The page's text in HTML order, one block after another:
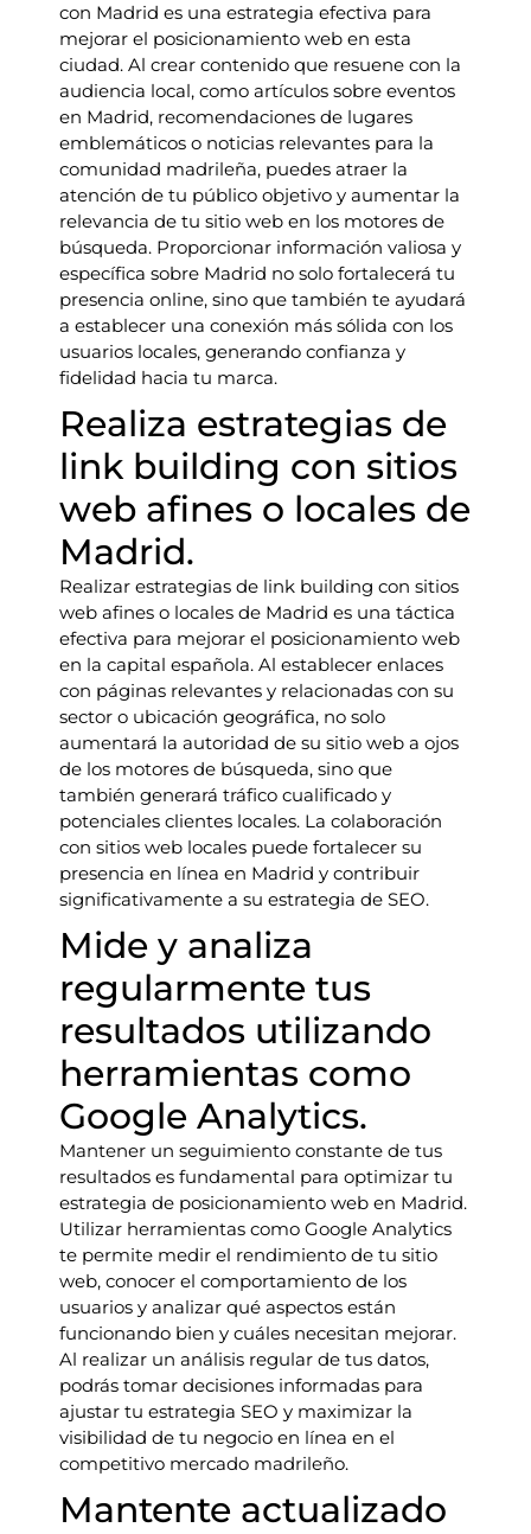
con Madrid es una estrategia efectiva para
mejorar el posicionamiento web en esta
ciudad. Al crear contenido que resuene con la
audiencia local, como artículos sobre eventos
en Madrid, recomendaciones de lugares
emblemáticos o noticias relevantes para la
comunidad madrileña, puedes atraer la
atención de tu público objetivo y aumentar la
relevancia de tu sitio web en los motores de
búsqueda. Proporcionar información valiosa y
específica sobre Madrid no solo fortalecerá tu
presencia online, sino que también te ayudará
a establecer una conexión más sólida con los
usuarios locales, generando confianza y
fidelidad hacia tu marca.
Realiza estrategias de
link building con sitios
web afines o locales de
Madrid.
Realizar estrategias de link building con sitios
web afines o locales de Madrid es una táctica
efectiva para mejorar el posicionamiento web
en la capital española. Al establecer enlaces
con páginas relevantes y relacionadas con su
sector o ubicación geográfica, no solo
aumentará la autoridad de su sitio web a ojos
de los motores de búsqueda, sino que
también generará tráfico cualificado y
potenciales clientes locales. La colaboración
con sitios web locales puede fortalecer su
presencia en línea en Madrid y contribuir
significativamente a su estrategia de SEO.
Mide y analiza
regularmente tus
resultados utilizando
herramientas como
Google Analytics.
Mantener un seguimiento constante de tus
resultados es fundamental para optimizar tu
estrategia de posicionamiento web en Madrid.
Utilizar herramientas como Google Analytics
te permite medir el rendimiento de tu sitio
web, conocer el comportamiento de los
usuarios y analizar qué aspectos están
funcionando bien y cuáles necesitan mejorar.
Al realizar un análisis regular de tus datos,
podrás tomar decisiones informadas para
ajustar tu estrategia SEO y maximizar la
visibilidad de tu negocio en línea en el
competitivo mercado madrileño.
Mantente actualizado